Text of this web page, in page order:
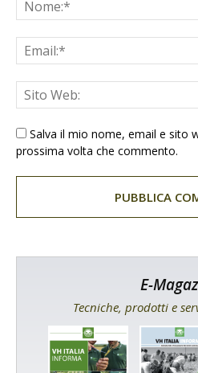
Salva il mio nome, email e sito
prossima volta che commento.
E-
Tecniche, prodotti e